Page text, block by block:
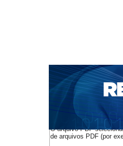
CAPA SOBRE
NOTÍCIAS
PORTAL
BASES DE DADOS E
Capa v. 10, n. 18 (2008)
O arquivo PDF
de arquivos PDF (por